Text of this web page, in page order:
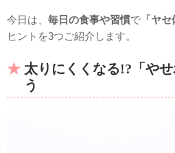
今日は、 毎日の食事や習慣で 「ヤセ
ヒントを3つご紹介します。
太りにくくなる!?「や
う